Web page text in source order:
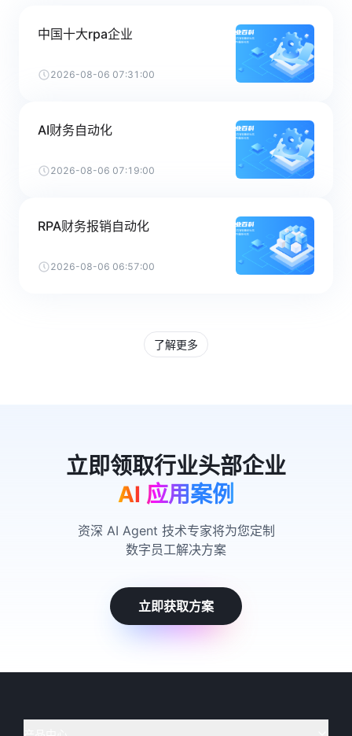
中国十大rpa企业
2026-08-06 07:31:00
AI财务自动化
2026-08-06 07:19:00
RPA财务报销自动化
2026-08-06 06:57:00
了解更多
AI 应用案例
资深 AI Agent 技术专家将为您定制
数字员工解决方案
立即获取方案